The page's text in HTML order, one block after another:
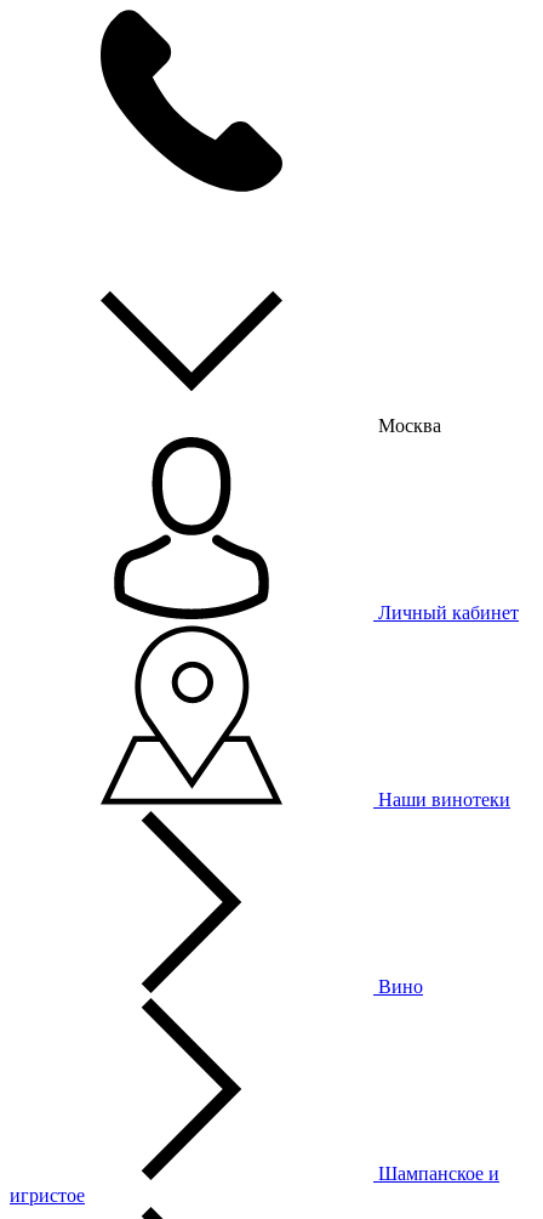
Москва
Личный кабинет
Наши винотеки
Вино
Шампанское и
игристое